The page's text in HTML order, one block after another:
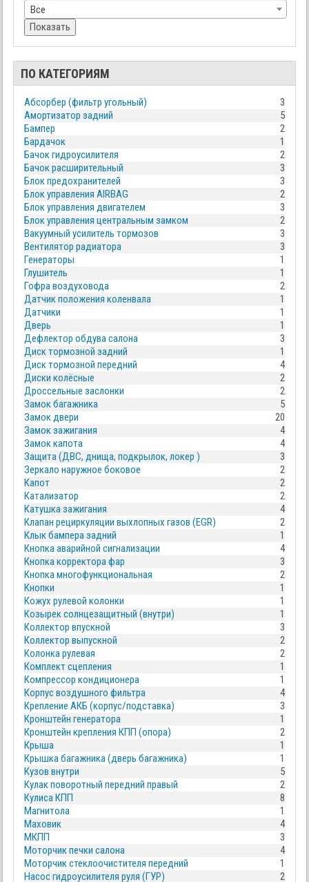
Все
Показать
ПО КАТЕГОРИЯМ
Абсорбер (фильтр угольный)
3
Амортизатор задний
5
Бампер
2
Бардачок
1
Бачок гидроусилителя
2
Бачок расширительный
3
Блок предохранителей
3
Блок управления AIRBAG
2
Блок управления двигателем
3
Блок управления центральным замком
2
Вакуумный усилитель тормозов
3
Вентилятор радиатора
3
Генераторы
1
Глушитель
1
Гофра воздуховода
2
Датчик положения коленвала
1
Датчики
1
Дверь
1
Дефлектор обдува салона
3
Диск тормозной задний
1
Диск тормозной передний
4
Диски колёсные
2
Дроссельные заслонки
2
Замок багажника
5
Замок двери
20
Замок зажигания
4
Замок капота
4
Защита (ДВС, днища, подкрылок, локер )
3
Зеркало наружное боковое
2
Капот
2
Катализатор
2
Катушка зажигания
4
Клапан рециркуляции выхлопных газов (EGR)
2
Клык бампера задний
1
Кнопка аварийной сигнализации
4
Кнопка корректора фар
3
Кнопка многофункциональная
2
Кнопки
1
Кожух рулевой колонки
1
Козырек солнцезащитный (внутри)
1
Коллектор впускной
3
Коллектор выпускной
2
Колонка рулевая
2
Комплект сцепления
1
Компрессор кондиционера
1
Корпус воздушного фильтра
4
Крепление АКБ (корпус/подставка)
3
Кронштейн генератора
1
Кронштейн крепления КПП (опора)
2
Крыша
1
Крышка багажника (дверь багажника)
1
Кузов внутри
5
Кулак поворотный передний правый
2
Кулиса КПП
8
Магнитола
1
Маховик
4
МКПП
3
Моторчик печки салона
4
Моторчик стеклоочистителя передний
1
Насос гидроусилителя руля (ГУР)
2